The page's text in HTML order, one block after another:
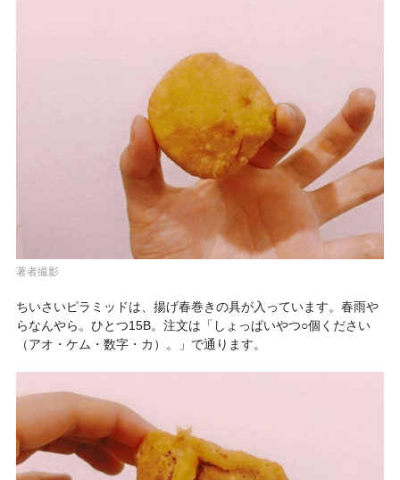
著者撮影
ちいさいピラミッドは、揚げ春巻きの具が入っています。春雨や
らなんやら。ひとつ15B。注文は「しょっぱいやつ○個ください
（アオ・ケム・数字・カ）。」で通ります。